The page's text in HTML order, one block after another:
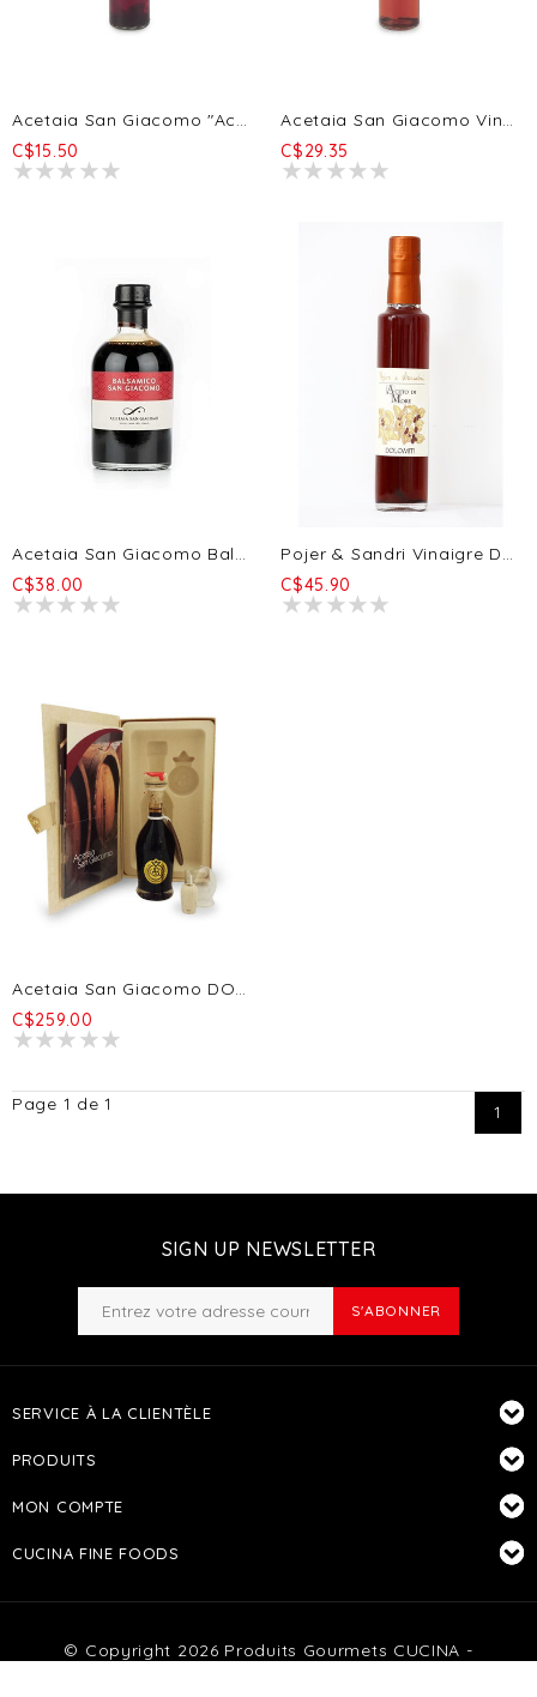
Acetaia San Giacomo "Acetaia San Giacomo" Vinaigre De Vin Rouge Bio 250ml
C$15.50
Acetaia San Giacomo Vinaigre De Vin Riserva 6a 250ml
C$29.35
Acetaia San Giacomo Balsamique Il San Giacomo BIO - 5a 250ml
C$38.00
Pojer & Sandri Vinaigre De Mûre 250ml
C$45.90
C$259.00
Page 1 de 1 1
SIGN UP NEWSLETTER
S'ABONNER
SERVICE À LA CLIENTÈLE
PRODUITS
MON COMPTE
CUCINA FINE FOODS
© Copyright 2026 Produits Gourmets CUCINA -